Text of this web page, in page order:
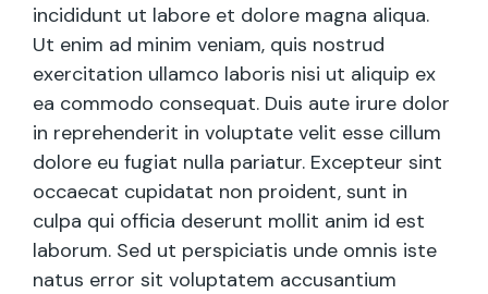
incididunt ut labore et dolore magna aliqua.
Ut enim ad minim veniam, quis nostrud
exercitation ullamco laboris nisi ut aliquip ex
ea commodo consequat. Duis aute irure dolor
in reprehenderit in voluptate velit esse cillum
dolore eu fugiat nulla pariatur. Excepteur sint
occaecat cupidatat non proident, sunt in
culpa qui officia deserunt mollit anim id est
laborum. Sed ut perspiciatis unde omnis iste
natus error sit voluptatem accusantium